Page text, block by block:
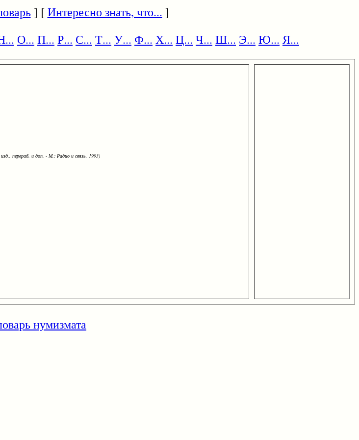
] [Интересно знать, что... ]
О... П... Р... С... Т... У... Ф... Х... Ц... Ч... Ш... Э... Ю... Я...
перераб. и доп. - М.: Радио и связь, 1993)
нумизмата